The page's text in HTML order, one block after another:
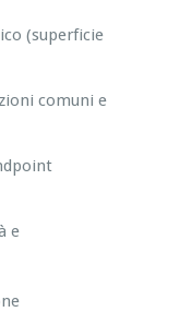
(superficie
comuni e
e